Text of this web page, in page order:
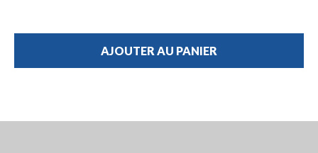
AJOUTER AU PANIER